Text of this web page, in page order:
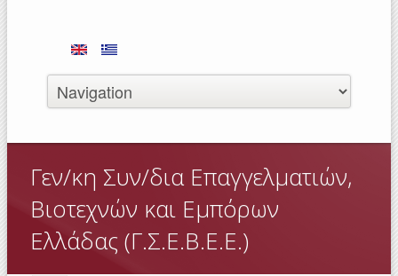
Γεν/κη Συν/δια Επαγγελματιών,
Βιοτεχνών και Εμπόρων
Ελλάδας (Γ.Σ.Ε.Β.Ε.Ε.)